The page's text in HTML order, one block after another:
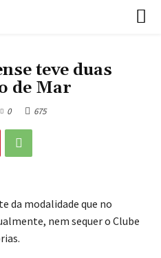
teve duas
de Mar
0 675
da modalidade que no
nem sequer o Clube